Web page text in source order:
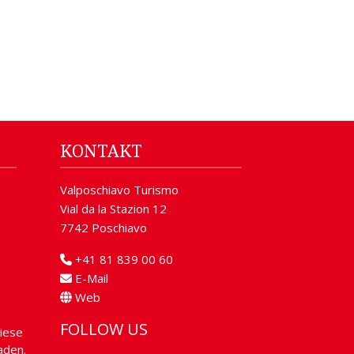
KONTAKT
Valposchiavo Turismo
Vial da la Stazion 12
7742 Poschiavo
+41 81 839 00 60
E-Mail
Web
FOLLOW US